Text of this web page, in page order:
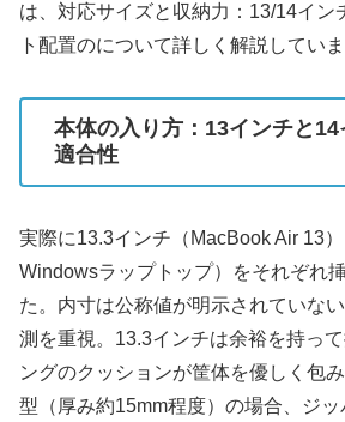
は、対応サイズと収納力：13/14イン
ト配置のについて詳しく解説していま
本体の入り方：13インチと14
適合性
実際に13.3インチ（MacBook Air 13
Windowsラップトップ）をそれぞれ
た。内寸は公称値が明示されていな
測を重視。13.3インチは余裕を持っ
ングのクッションが筐体を優しく包
型（厚み約15mm程度）の場合、ジ